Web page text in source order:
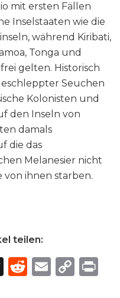
mit ersten Fällen
Inselstaaten wie die
während Kiribati,
Tonga und
gelten. Historisch
Seuchen
Kolonisten und
den Inseln von
damals
die das
Melanesier nicht
ihnen starben.
teilen:
T
R
E
C